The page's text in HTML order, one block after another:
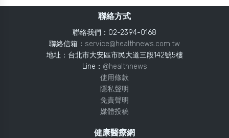
聯絡方式
聯絡我們：02-2394-0168
聯絡信箱： service@healthnews.com.tw
地址：台北市大安區市民大道三段142號5樓
Line： @healthnews
使用條款
隱私聲明
免責聲明
媒體投稿
健康醫療網